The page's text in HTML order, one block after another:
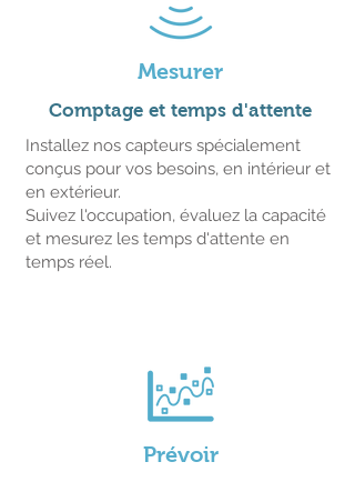
Mesurer
Comptage et temps d'attente
Installez nos capteurs spécialement
conçus pour vos besoins, en intérieur et
en extérieur.
Suivez l'occupation, évaluez la capacité
et mesurez les temps d'attente en
temps réel.
Prévoir